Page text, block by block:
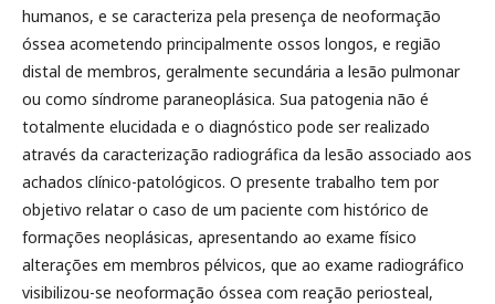
humanos, e se caracteriza pela presença de neoformação
óssea acometendo principalmente ossos longos, e região
distal de membros, geralmente secundária a lesão pulmonar
ou como síndrome paraneoplásica. Sua patogenia não é
totalmente elucidada e o diagnóstico pode ser realizado
através da caracterização radiográfica da lesão associado aos
achados clínico-patológicos. O presente trabalho tem por
objetivo relatar o caso de um paciente com histórico de
formações neoplásicas, apresentando ao exame físico
alterações em membros pélvicos, que ao exame radiográfico
visibilizou-se neoformação óssea com reação periosteal,